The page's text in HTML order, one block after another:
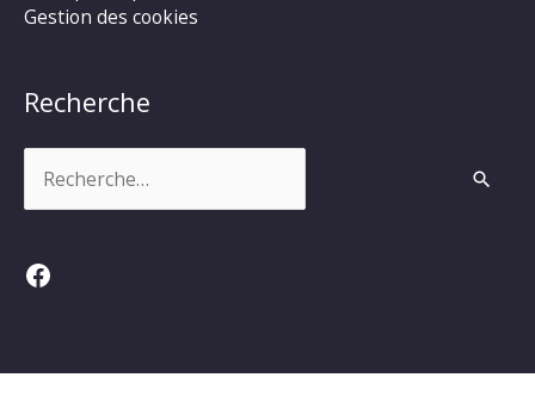
Gestion des cookies
Recherche
Facebook